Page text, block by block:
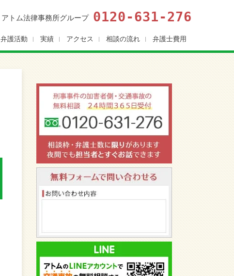
アトム法律事務所グループ 0120-631-276
弁護活動 実績 アクセス 相談の流れ 弁護士費用